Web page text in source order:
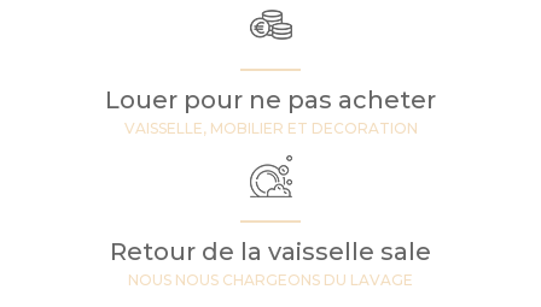
Louer pour ne pas acheter
VAISSELLE, MOBILIER ET DECORATION
Retour de la vaisselle sale
NOUS NOUS CHARGEONS DU LAVAGE